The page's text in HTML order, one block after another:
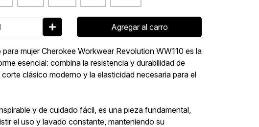
Agregar al carro
mujer Cherokee Workwear Revolution WW110 es la
esencial: combina la resistencia y durabilidad de
clásico moderno y la elasticidad necesaria para el
y de cuidado fácil, es una pieza fundamental,
el uso y lavado constante, manteniendo su